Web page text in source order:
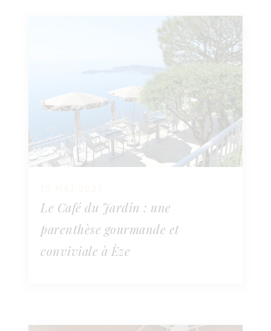
Le Café du Jardin : une
parenthèse gourmande et
conviviale à Èze